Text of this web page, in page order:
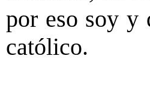
por eso soy y
católico.